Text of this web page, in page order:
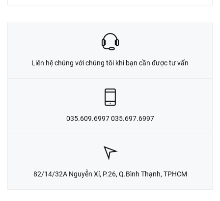
Liên hệ chúng với chúng tôi khi bạn cần được tư vấn
035.609.6997 035.697.6997
82/14/32A Nguyễn Xí, P.26, Q.Bình Thạnh, TPHCM